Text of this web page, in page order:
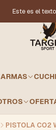
Este es el
PISTOLA CO2